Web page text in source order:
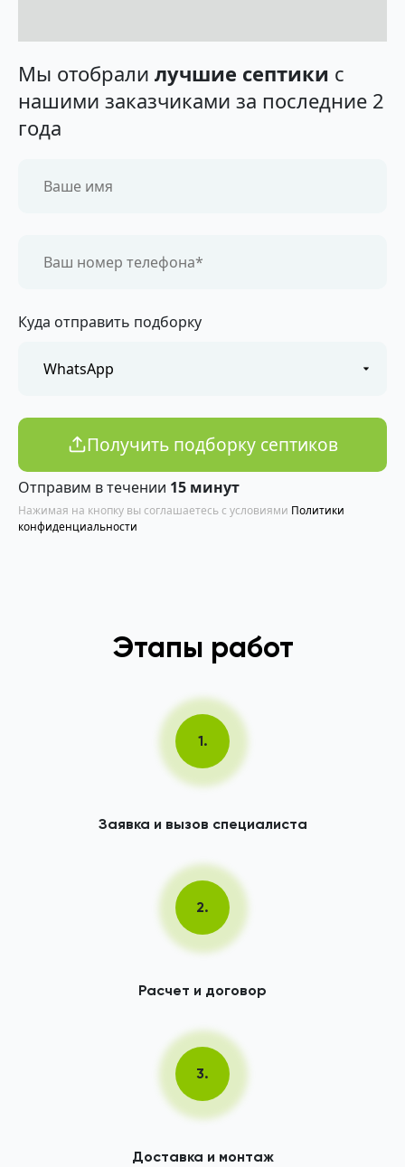
Мы отобрали лучшие септики с
нашими заказчиками за последние 2
года
Куда отправить подборку
Получить подборку септиков
Отправим в течении 15 минут
Нажимая на кнопку вы соглашаетесь с условиями Политики
конфиденциальности
Этапы работ
1.
Заявка и вызов специалиста
2.
Расчет и договор
3.
Доставка и монтаж